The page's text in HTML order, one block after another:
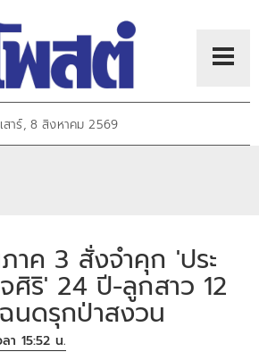
เสาร์, 8 สิงหาคม 2569
าค 3 สั่งจำคุก 'ประ
ศิริ' 24 ปี-ลูกสาว 12
นดรุกป่าสงวน
า 15:52 น.